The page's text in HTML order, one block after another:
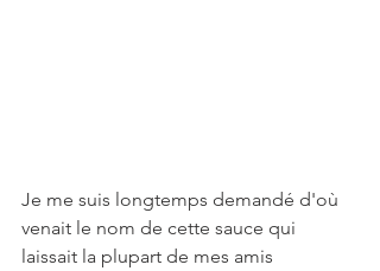
Je me suis longtemps demandé d'où
venait le nom de cette sauce qui
laissait la plupart de mes amis